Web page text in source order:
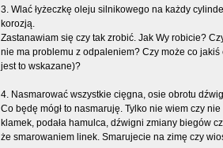
3. Wlać łyżeczkę oleju silnikowego na każdy
korozją.
Zastanawiam się czy tak zrobić. Jak Wy robicie?
nie ma problemu z odpaleniem? Czy może co
jest to wskazane)?
4. Nasmarować wszystkie cięgna, osie obrotu
Co będę mógł to nasmaruję. Tylko nie wiem czy
klamek, podała hamulca, dźwigni zmiany biegów
że smarowaniem linek. Smarujecie na zimę czy